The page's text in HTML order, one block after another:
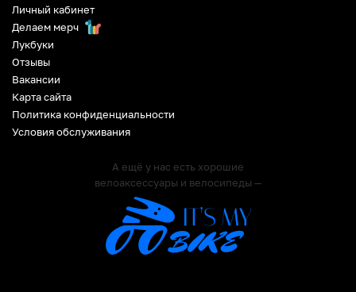
Личный кабинет
Делаем мерч
Лукбуки
Отзывы
Вакансии
Карта сайта
Политика конфиденциальности
Условия обслуживания
А ещё у нас есть хорошие
велоаксессуары и велосипеды —